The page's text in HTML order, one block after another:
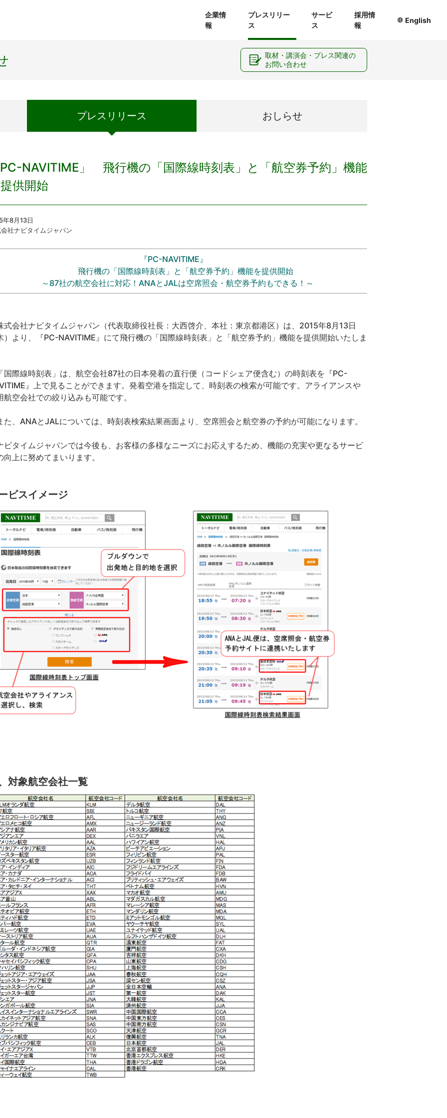
企業情
報
営理念
プレスリリー
ス
サービ
ス
採用情
報
English
プレス リリース おしらせ
NAVITIME」 飛行機の「国際線時刻表」と「航空券予約」機能
供開始
年8月13日
社ナビタイムジャパン
『PC-NAVITIME』
飛行機の「国際線時刻表」と「航空券予約」機能を提供開始
～87社の航空会社に対応！ANAとJALは空席照会・航空券予約もできる！～
会社ナビタイムジャパン（代表取締役社長：大西啓介、本社：東京都港区）は、2015年8月13日
）より、『PC-NAVITIME』にて飛行機の「国際線時刻表」と「航空券予約」機能を提供開始いたしま
際線時刻表」は、航空会社87社の日本発着の直行便（コードシェア便含む）の時刻表を『PC-
』上で見ることができます。発着空港を指定して、時刻表の検索が可能です。アライアンスや
航空会社での絞り込みも可能です。
、ANAとJALについては、時刻表検索結果画面より、空席照会と航空券の予約が可能になります。
タイムジャパンでは今後も、お客様の多様なニーズにお応えするため、機能の充実や更なるサービ
向上に努めてまいります。
ビスイメージ
対象航空会社一覧
取材・講演会・プレス関連の
お問い合わせ